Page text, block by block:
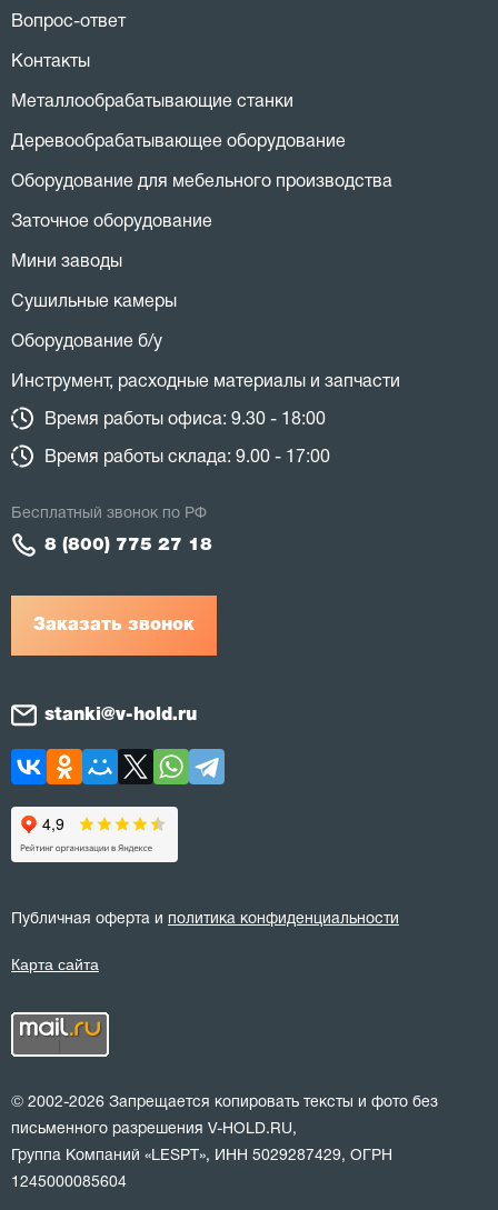
Вопрос-ответ
Контакты
Металлообрабатывающие станки
Деревообрабатывающее оборудование
Оборудование для мебельного производства
Заточное оборудование
Мини заводы
Сушильные камеры
Оборудование б/у
Инструмент, расходные материалы и запчасти
Время работы офиса: 9.30 - 18:00
Время работы склада: 9.00 - 17:00
Заказать звонок
Бесплатный звонок по РФ
8 (800) 775 27 18
stanki@v-hold.ru
Публичная оферта и политика конфиденциальности
Карта сайта
© 2002-2026 Запрещается копировать тексты и фото без
письменного разрешения V-HOLD.RU,
Группа Компаний «LESPT», ИНН 5029287429, ОГРН
1245000085604